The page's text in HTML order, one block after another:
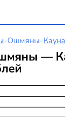
-Ошмяны-
—